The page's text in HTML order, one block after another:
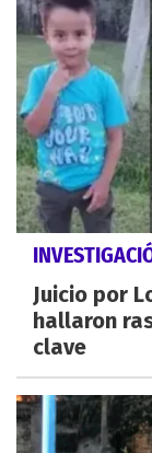
Juicio por
hallaron
clave